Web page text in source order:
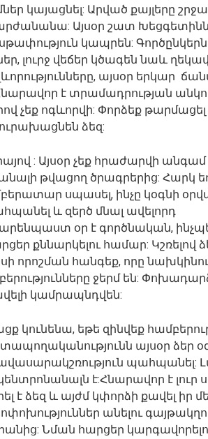
կայացնել: Արված քայլերը
Այսօր շատ
կապրեն:
լուրջ վեճեր կծագեն նաև
այսօր երկար
է տրամադրության
չեք ոգևորվի: Փորձեք
ձեզ:
: Այսօր չեք հրաժարվի անգամ
թվացող ծրագրերից: Հարկ
սպասել, ինչը կօգնի
և զերծ մնալ ավելորդ
օր է գործնական,
քննարկելու համար: Կշռելով
որոշման հանգեք, որը
ջերմ են:
կամրապնդվեն:
կունենա, եթե զինվեք
այսօր ձեր
պահպանել:
է:Հնարավոր է
է ձեզ և այժմ կփորձի քավել իր
անելու
Նման հարցեր